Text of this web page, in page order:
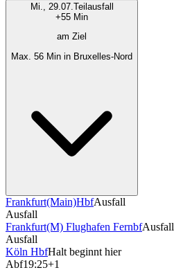
Mi., 29.07.Teilausfall
+55 Min
am Ziel
Max. 56 Min in Bruxelles-Nord
Frankfurt(Main)HbfAusfall
Ausfall
Frankfurt(M) Flughafen FernbfAusfall
Ausfall
Köln HbfHalt beginnt hier
Abf19:25+1